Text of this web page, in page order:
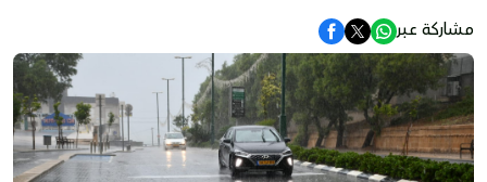
مشاركة عبر